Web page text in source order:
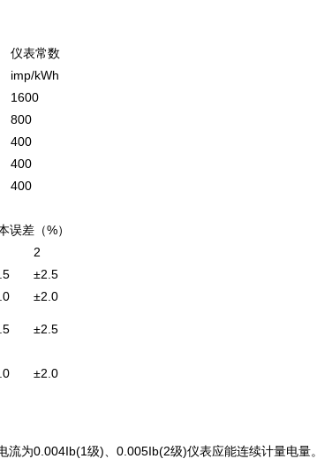
仪表常数
imp/kWh
1600
800
400
400
400
误差（%）
2
±2.5
±2.0
±2.5
±2.0
为0.004Ib(1级)、0.005Ib(2级)仪表应能连续计量电量。